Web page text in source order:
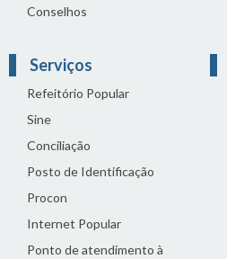
Conselhos
Serviços
Refeitório Popular
Sine
Conciliação
Posto de Identificação
Procon
Internet Popular
Ponto de atendimento à